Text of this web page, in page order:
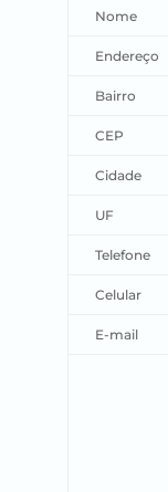
Nome
Endereço
Bairro
CEP
Cidade
UF
Telefone
Celular
E-mail